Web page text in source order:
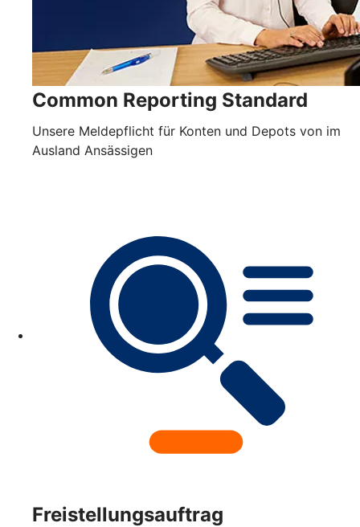
Common Reporting Standard
Unsere Meldepflicht für Konten und Depots von im
Ausland Ansässigen
Freistellungsauftrag